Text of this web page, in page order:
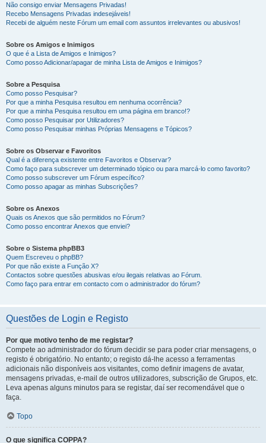
Não consigo enviar Mensagens Privadas!
Recebo Mensagens Privadas indesejáveis!
Recebi de alguém neste Fórum um email com assuntos irrelevantes ou abusivos!
Sobre os Amigos e Inimigos
O que é a Lista de Amigos e Inimigos?
Como posso Adicionar/apagar de minha Lista de Amigos e Inimigos?
Sobre a Pesquisa
Como posso Pesquisar?
Por que a minha Pesquisa resultou em nenhuma ocorrência?
Por que a minha Pesquisa resultou em uma página em branco!?
Como posso Pesquisar por Utilizadores?
Como posso Pesquisar minhas Próprias Mensagens e Tópicos?
Sobre os Observar e Favoritos
Qual é a diferença existente entre Favoritos e Observar?
Como faço para subscrever um determinado tópico ou para marcá-lo como favorito?
Como posso subscrever um Fórum específico?
Como posso apagar as minhas Subscrições?
Sobre os Anexos
Quais os Anexos que são permitidos no Fórum?
Como posso encontrar Anexos que enviei?
Sobre o Sistema phpBB3
Quem Escreveu o phpBB?
Por que não existe a Função X?
Contactos sobre questões abusivas e/ou ilegais relativas ao Fórum.
Como faço para entrar em contacto com o administrador do fórum?
Questões de Login e Registo
Por que motivo tenho de me registar?
Compete ao administrador do fórum decidir se para poder criar mensagens, o
registo é obrigatório. No entanto; o registo dá-lhe acesso a ferramentas
adicionais não disponíveis aos visitantes, como definir imagens de avatar,
mensagens privadas, e-mail de outros utilizadores, subscrição de Grupos, etc.
Leva apenas alguns minutos para se registar, daí ser recomendável que o
faça.
Topo
O que significa COPPA?